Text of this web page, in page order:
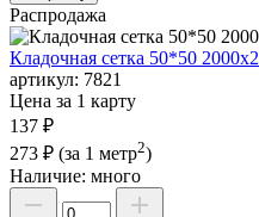
Распродажа
Кладочная сетка 50*50
артикул: 7821
Цена за 1 карту
137 ₽
273 ₽ (за 1 метр2)
Наличие: много